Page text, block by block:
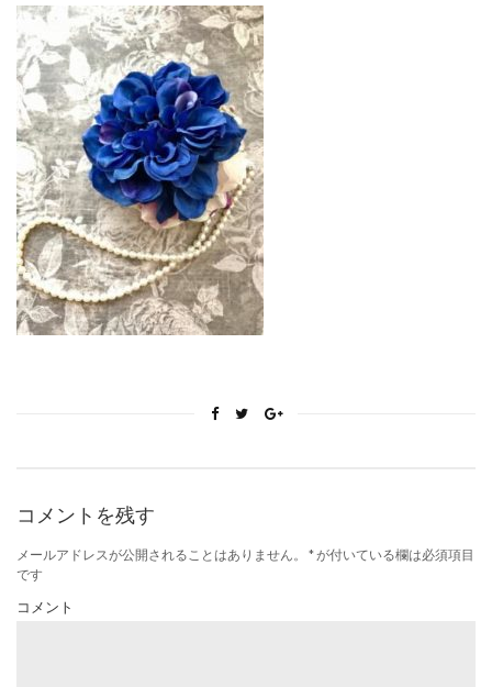
コメントを残す
メールアドレスが公開されることはありません。 *が付いている欄は必須項目
です
コメント